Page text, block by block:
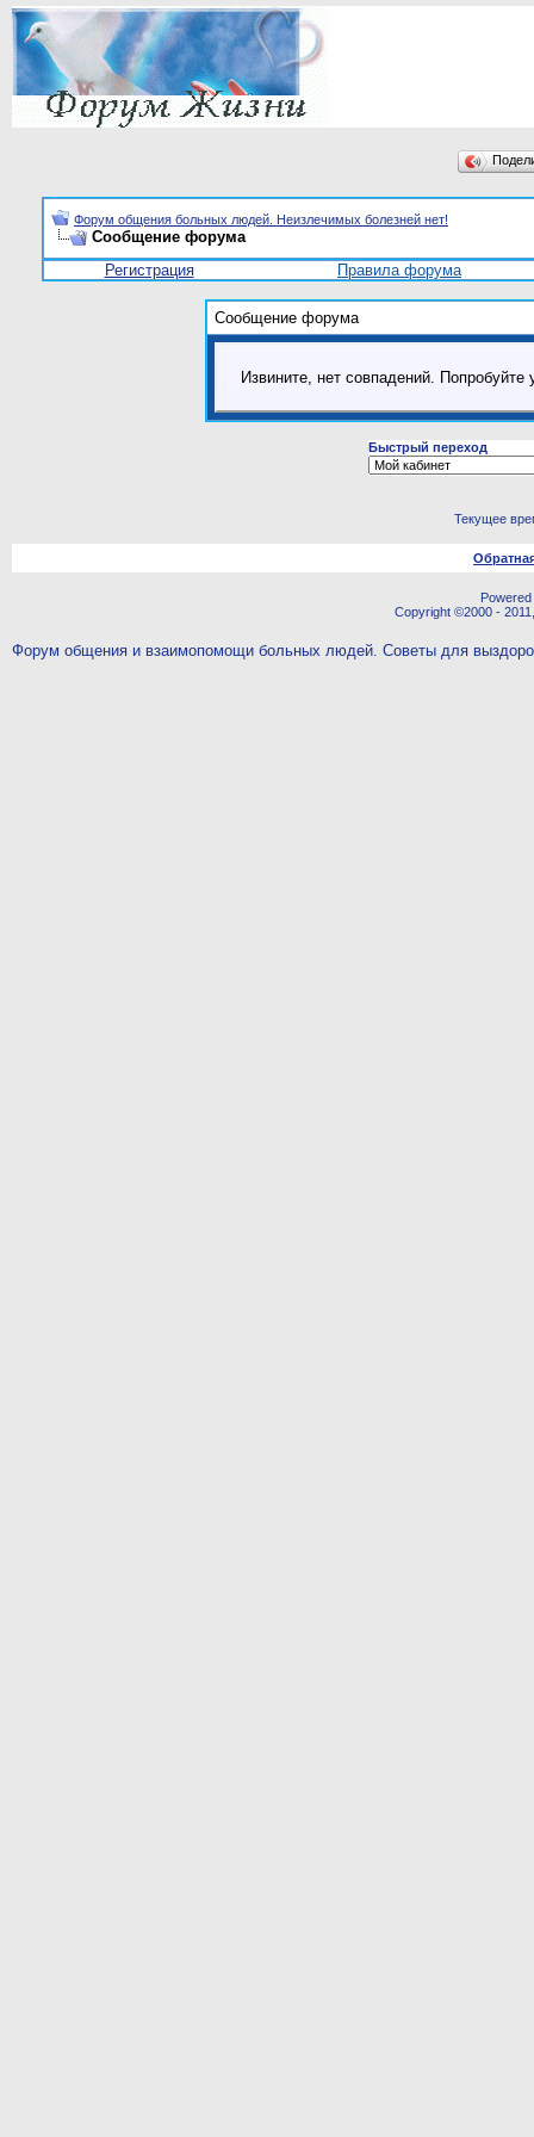
Форум общения больных людей. Неизлечимых болезней нет!
Сообщение форума
Регистрация
Правила форума
Сообщение форума
Извините, нет совпадений.
Быстрый переход
Текущее
Copyright ©2000 -
Форум общения и взаимопомощи больных людей. Советы для